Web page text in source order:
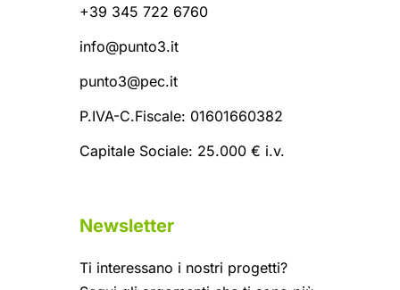
+39 345 722 6760
info@punto3.it
punto3@pec.it
P.IVA-C.Fiscale: 01601660382
Capitale Sociale: 25.000 € i.v.
Newsletter
Ti interessano i nostri progetti?